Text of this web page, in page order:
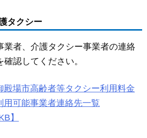
タクシー
業者、介護タクシー事業者の連絡
認してください。
殿場市高齢者等タクシー利用料金
用可能事業者連絡先一覧
】